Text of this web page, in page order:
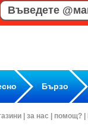
Бързо
за нас помощ?